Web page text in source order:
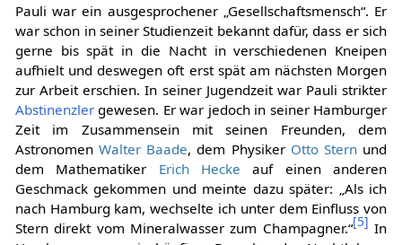
Pauli war ein ausgesprochener „Gesellschaftsmensch“. Er
war schon in seiner Studienzeit bekannt dafür, dass er sich
gerne bis spät in die Nacht in verschiedenen Kneipen
aufhielt und deswegen oft erst spät am nächsten Morgen
zur Arbeit erschien. In seiner Jugendzeit war Pauli strikter
Abstinenzlergewesen. Er war jedoch in seiner Hamburger
Zeit im Zusammensein mit seinen Freunden, dem
AstronomenWalter Baade, dem Physiker Otto Stern und
dem Mathematiker Erich Hecke auf einen anderen
Geschmack gekommen und meinte dazu später: „Als ich
nach Hamburg kam, wechselte ich unter dem Einfluss von
Stern direkt vom Mineralwasser zum Champagner.“[5] In